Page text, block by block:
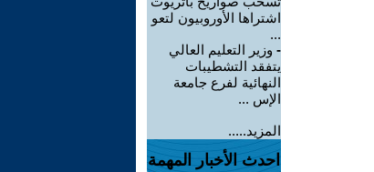
اشتراها الأوروبيون لتعو
...
- وزير التعليم العالي
يتفقد التشطيبات
النهائية لفرع جامعة
الإس ...
المزيد.....
احدث الأخبار المهمة